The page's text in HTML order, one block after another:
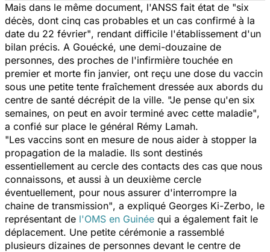
Mais dans le même document, l'ANSS fait état de "six
décès, dont cinq cas probables et un cas confirmé à la
date du 22 février", rendant difficile l'établissement d'un
bilan précis. A Gouécké, une demi-douzaine de
personnes, des proches de l'infirmière touchée en
premier et morte fin janvier, ont reçu une dose du vaccin
sous une petite tente fraîchement dressée aux abords du
centre de santé décrépit de la ville. "Je pense qu'en six
semaines, on peut en avoir terminé avec cette maladie",
a confié sur place le général Rémy Lamah.
"Les vaccins sont en mesure de nous aider à stopper la
propagation de la maladie. Ils sont destinés
essentiellement au cercle des contacts des cas que nous
connaissons, et aussi à un deuxième cercle
éventuellement, pour nous assurer d'interrompre la
chaine de transmission", a expliqué Georges Ki-Zerbo, le
représentant de l'OMS en Guinée qui a également fait le
déplacement. Une petite cérémonie a rassemblé
plusieurs dizaines de personnes devant le centre de